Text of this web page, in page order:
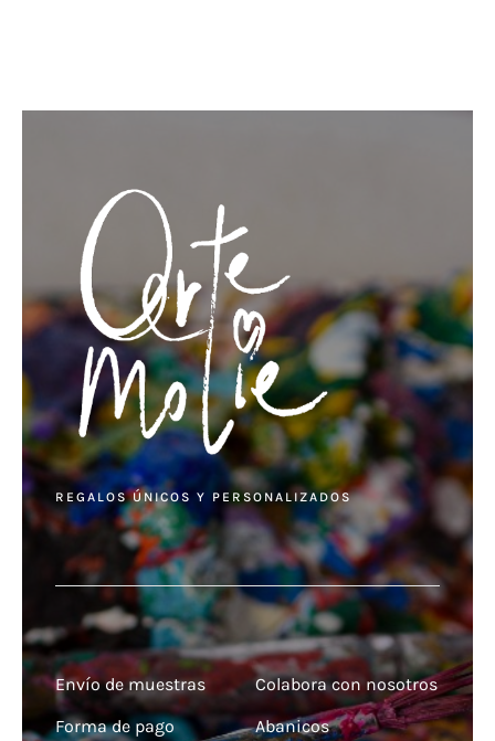
REGALOS ÚNICOS Y PERSONALIZADOS
Envío de muestras
Forma de pago
Colabora con nosotros
Abanicos